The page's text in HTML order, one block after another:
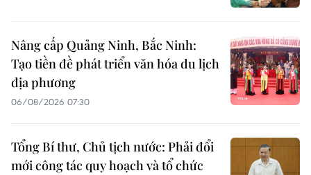
Nâng cấp Quảng Ninh, Bắc Ninh:
Tạo tiền đề phát triển văn hóa du lịch
địa phương
06/08/2026 07:30
Tổng Bí thư, Chủ tịch nước: Phải đổi
mới công tác quy hoạch và tổ chức